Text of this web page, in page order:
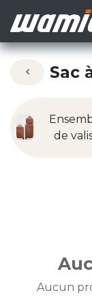
Sac
de
Aucun